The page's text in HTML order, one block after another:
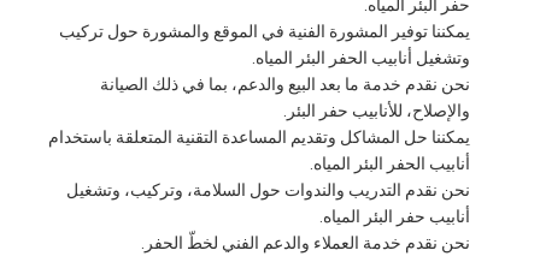
حفر البئر المياه.
يمكننا توفير المشورة الفنية في الموقع والمشورة حول تركيب
وتشغيل أنابيب الحفر البئر المياه.
نحن نقدم خدمة ما بعد البيع والدعم، بما في ذلك الصيانة
والإصلاح، للأنابيب حفر البئر.
يمكننا حل المشاكل وتقديم المساعدة التقنية المتعلقة باستخدام
أنابيب الحفر البئر المياه.
نحن نقدم التدريب والندوات حول السلامة، وتركيب، وتشغيل
أنابيب حفر البئر المياه.
نحن نقدم خدمة العملاء والدعم الفني لخطّ الحفر.